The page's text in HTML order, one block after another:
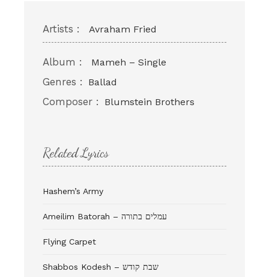
Artists : Avraham Fried
Album : Mameh – Single
Genres : Ballad
Composer : Blumstein Brothers
Related Lyrics
Hashem’s Army
Ameilim Batorah – עמלים בתורה
Flying Carpet
Shabbos Kodesh – שבת קודש